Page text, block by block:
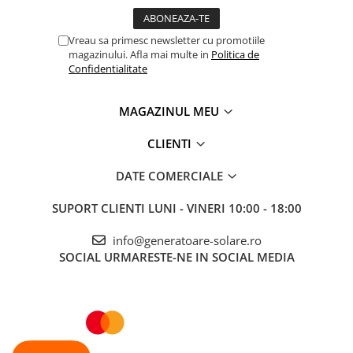
Vreau sa primesc newsletter cu promotiile
magazinului. Afla mai multe in Politica de
Confidentialitate
MAGAZINUL MEU
CLIENTI
DATE COMERCIALE
SUPORT CLIENTI LUNI - VINERI 10:00 - 18:00
info@generatoare-solare.ro
SOCIAL URMARESTE-NE IN SOCIAL MEDIA